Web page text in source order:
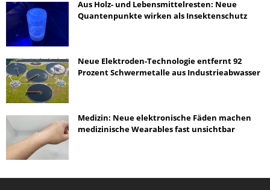
Aus Holz- und Lebensmittelresten: Neue
Quantenpunkte wirken als Insektenschutz
Neue Elektroden-Technologie entfernt 92
Prozent Schwermetalle aus Industrieabwasser
Medizin: Neue elektronische Fäden machen
medizinische Wearables fast unsichtbar